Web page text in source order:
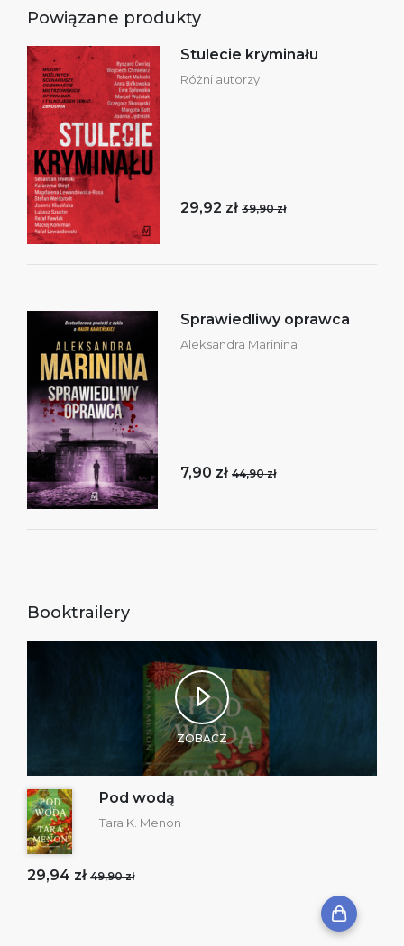
Powiązane produkty
Stulecie kryminału
Różni autorzy
29,92 zł 39,90 zł
Sprawiedliwy oprawca
Aleksandra Marinina
7,90 zł 44,90 zł
Booktrailery
ZOBACZ
Pod wodą
Tara K. Menon
29,94 zł 49,90 zł